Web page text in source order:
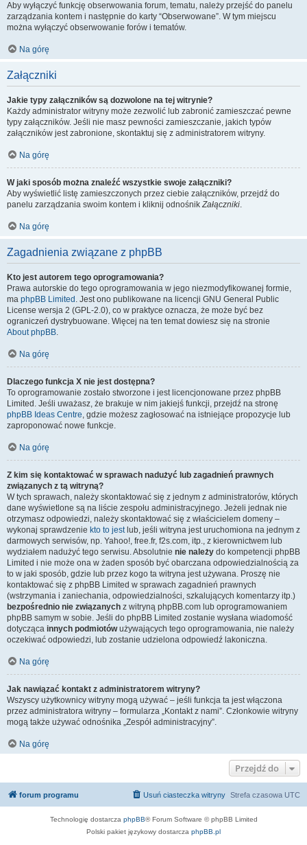
Aby wyłączyć funkcję obserwowania forum, tematu, należy przejść do panelu
zarządzania kontem i następnie do karty “Obserwowane”. W tym miejscu
można wyłączyć obserwowanie forów i tematów.
Na górę
Załączniki
Jakie typy załączników są dozwolone na tej witrynie?
Każdy administrator witryny może zezwolić lub zabronić zamieszczać pewne
typy załączników. Jeśli nie masz pewności zamieszczanie, jakich typów
załączników jest zabronione, skontaktuj się z administratorem witryny.
Na górę
W jaki sposób można znaleźć wszystkie swoje załączniki?
Aby wyświetlić listę zamieszczonych przez ciebie załączników, przejdź do
panelu zarządzania swoim kontem i kliknij odnośnikZałączniki.
Na górę
Zagadnienia związane z phpBB
Kto jest autorem tego oprogramowania?
Prawa autorskie do tego oprogramowania w jego niezmodyfikowanej formie,
ma phpBB Limited . Jest ono publikowane na licencji GNU General Public
License wersja 2 (GPL-2.0), co w praktyce oznacza, że może być bez
ograniczeń dystrybuowane. Więcej na ten temat dowiesz się na stronie
About phpBB.
Na górę
Dlaczego funkcja X nie jest dostępna?
To oprogramowanie zostało stworzone i jest licencjonowane przez phpBB
Limited. Jeśli uważasz, że brakuje w nim jakiejś funkcji, przejdź na stronę
phpBB Ideas Centre, gdzie możesz zagłosować na istniejące propozycje lub
zaproponować nowe funkcje.
Na górę
Z kim się kontaktować w sprawach nadużyć lub zagadnień prawnych
związanych z tą witryną?
W tych sprawach, należy skontaktować się z jednym z administratorów, których
dane wyświetlone są na liście zespołu administracyjnego. Jeżeli jednak nie
otrzymasz odpowiedzi, należy skontaktować się z właścicielem domeny –
wykonaj sprawdzenie kto to jestlub, jeśli witryna jest uruchomiona na jednym z
darmowych serwisów, np. Yahoo!, free.fr, f2s.com, itp., z kierownictwem lub
wydziałem nadużyć tego serwisu. Absolutnie nie należy do kompetencji phpBB
Limited i nie może ona w żaden sposób być obarczana odpowiedzialnością za
to w jaki sposób, gdzie lub przez kogo ta witryna jest używana. Proszę nie
kontaktować się z phpBB Limited w sprawach zagadnień prawnych
(wstrzymania i zaniechania, odpowiedzialności, szkalujących komentarzy itp.)
bezpośrednio nie związanych z witryną phpBB.com lub oprogramowaniem
phpBB samym w sobie. Jeśli do phpBB Limited zostanie wysłana wiadomość
dotycząca innych podmiotówużywających tego oprogramowania, nie należy
oczekiwać odpowiedzi, lub zostanie udzielona odpowiedź lakoniczna.
Na górę
Jak nawiązać kontakt z administratorem witryny?
Wszyscy użytkownicy witryny mogą używać – jeśli funkcja ta jest włączona
przez administratora witryny – formularza „Kontakt z nami”. Członkowie witryny
mogą także używać odnośnika „Zespół administracyjny”.
Na górę
Przejdź do
forum programu Strefa czasowa UTC
Usuń ciasteczka witryny
Technologię dostarcza phpBB® Forum Software © phpBB Limited
Polski pakiet językowy dostarcza phpBB.pl